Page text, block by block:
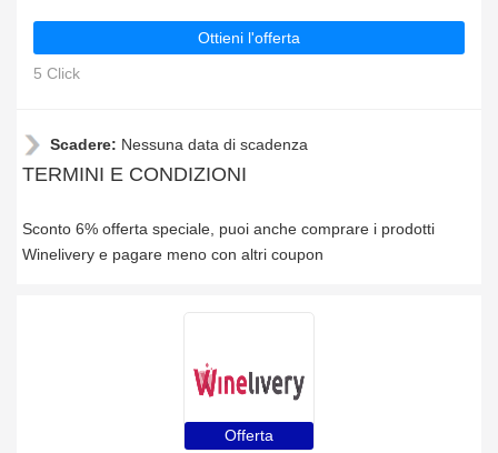
Ottieni l'offerta
5 Click
Scadere: Nessuna data di scadenza
TERMINI E CONDIZIONI
Sconto 6% offerta speciale, puoi anche comprare i prodotti
Winelivery e pagare meno con altri coupon
Offerta